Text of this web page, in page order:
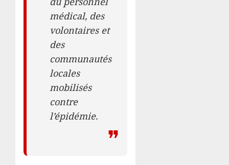
médical, des
volontaires et
des
communautés
locales
mobilisés
contre
l’épidémie.